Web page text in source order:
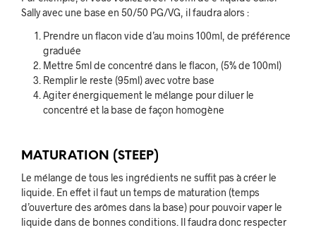
Sally avec une base en 50/50 PG/VG, il faudra alors :
Prendre un flacon vide d’au moins 100ml, de préférence
graduée
Mettre 5ml de concentré dans le flacon, (5% de 100ml)
Remplir le reste (95ml) avec votre base
Agiter énergiquement le mélange pour diluer le
concentré et la base de façon homogène
MATURATION (STEEP)
Le mélange de tous les ingrédients ne suffit pas à créer le
liquide. En effet il faut un temps de maturation (temps
d’ouverture des arômes dans la base) pour pouvoir vaper le
liquide dans de bonnes conditions. Il faudra donc respecter